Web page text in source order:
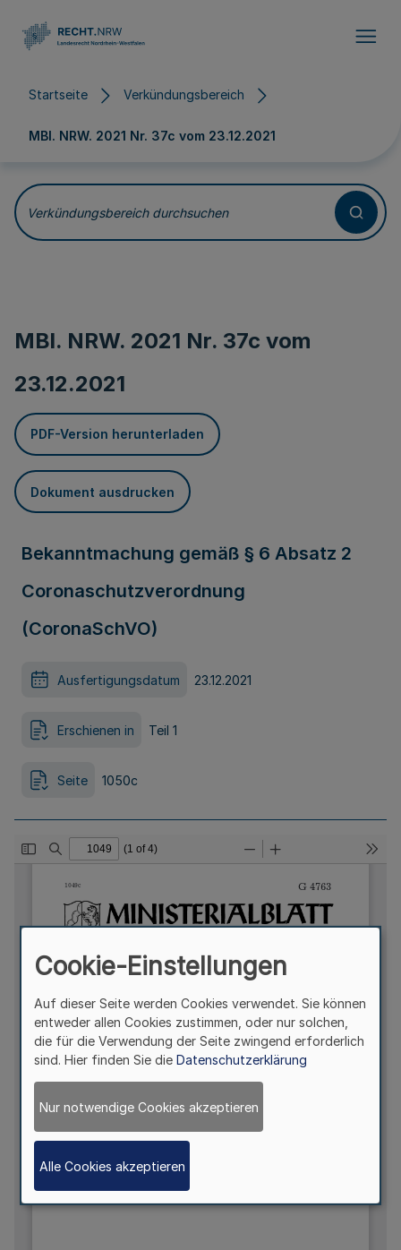
Startseite Verkündungsbereich
MBl. NRW. 2021 Nr. 37c vom 23.12.2021
Verkündungsbereich durchsuchen
MBl. NRW. 2021 Nr. 37c vom
23.12.2021
PDF-Version herunterladen
Dokument ausdrucken
Bekanntmachung gemäß § 6 Absatz 2
Coronaschutzverordnung
(CoronaSchVO)
Ausfertigungsdatum 23.12.2021
Erschienen in Teil 1
Seite 1050c
Cookie-Einstellungen
Auf dieser Seite werden Cookies verwendet. Sie können
entweder allen Cookies zustimmen, oder nur solchen,
die für die Verwendung der Seite zwingend erforderlich
sind. Hier finden Sie die Datenschutzerklärung
Nur notwendige Cookies akzeptieren
Alle Cookies akzeptieren